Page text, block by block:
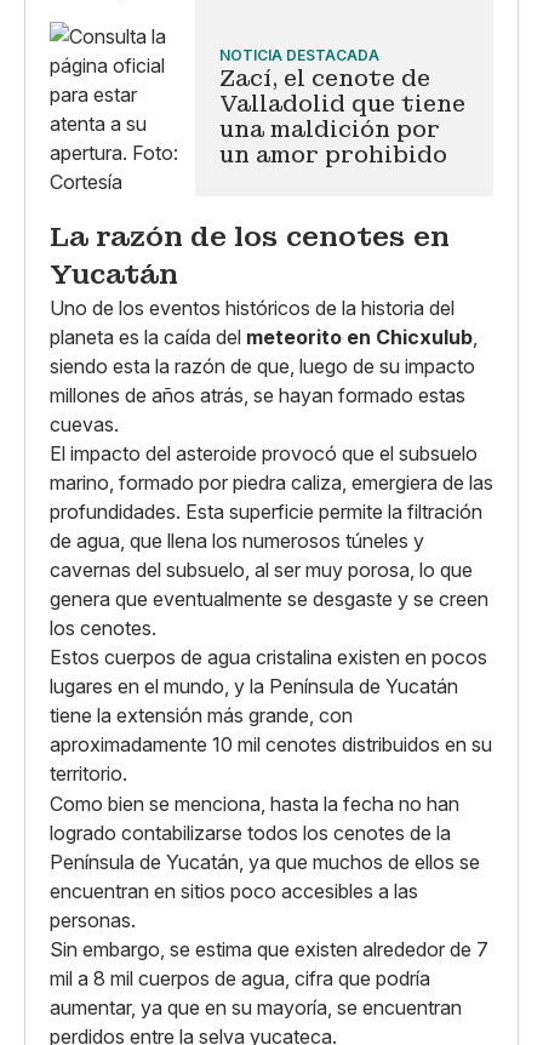
NOTICIA DESTACADA
Zací, el cenote de
Valladolid que tiene
una maldición por
un amor prohibido
La razón de los cenotes en
Yucatán
Uno de los eventos históricos de la historia del
planeta es la caída del meteorito en Chicxulub
siendo esta la razón de que, luego de su impacto
millones de años atrás, se hayan formado estas
cuevas.
El impacto del asteroide provocó que el subsuelo
marino, formado por piedra caliza, emergiera de las
profundidades. Esta superficie permite la filtración
de agua, que llena los numerosos túneles y
cavernas del subsuelo, al ser muy porosa, lo que
genera que eventualmente se desgaste y se creen
los cenotes.
Estos cuerpos de agua cristalina existen en pocos
lugares en el mundo, y la Península de Yucatán
tiene la extensión más grande, con
aproximadamente 10 mil cenotes distribuidos en su
territorio.
Como bien se menciona, hasta la fecha no han
logrado contabilizarse todos los cenotes de la
Península de Yucatán, ya que muchos de ellos se
encuentran en sitios poco accesibles a las
personas.
Sin embargo, se estima que existen alrededor de 7
mil a 8 mil cuerpos de agua, cifra que podría
aumentar, ya que en su mayoría, se encuentran
perdidos entre la selva yucateca.